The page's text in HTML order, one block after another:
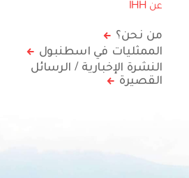
عن IHH
من نحن؟
الممثليات في اسطنبول
النشرة الإخبارية / الرسائل
القصيرة